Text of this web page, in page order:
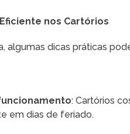
nos Cartórios
algumas dicas práticas
: Cartórios
em dias de feriado.